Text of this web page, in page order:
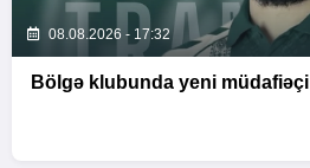
08.08.2026 - 17:32
Bölgə klubunda yeni müdafiəçi